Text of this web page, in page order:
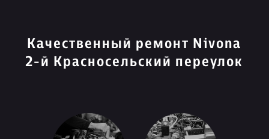
Качественный ремонт Nivona
2-й Красносельский переулок